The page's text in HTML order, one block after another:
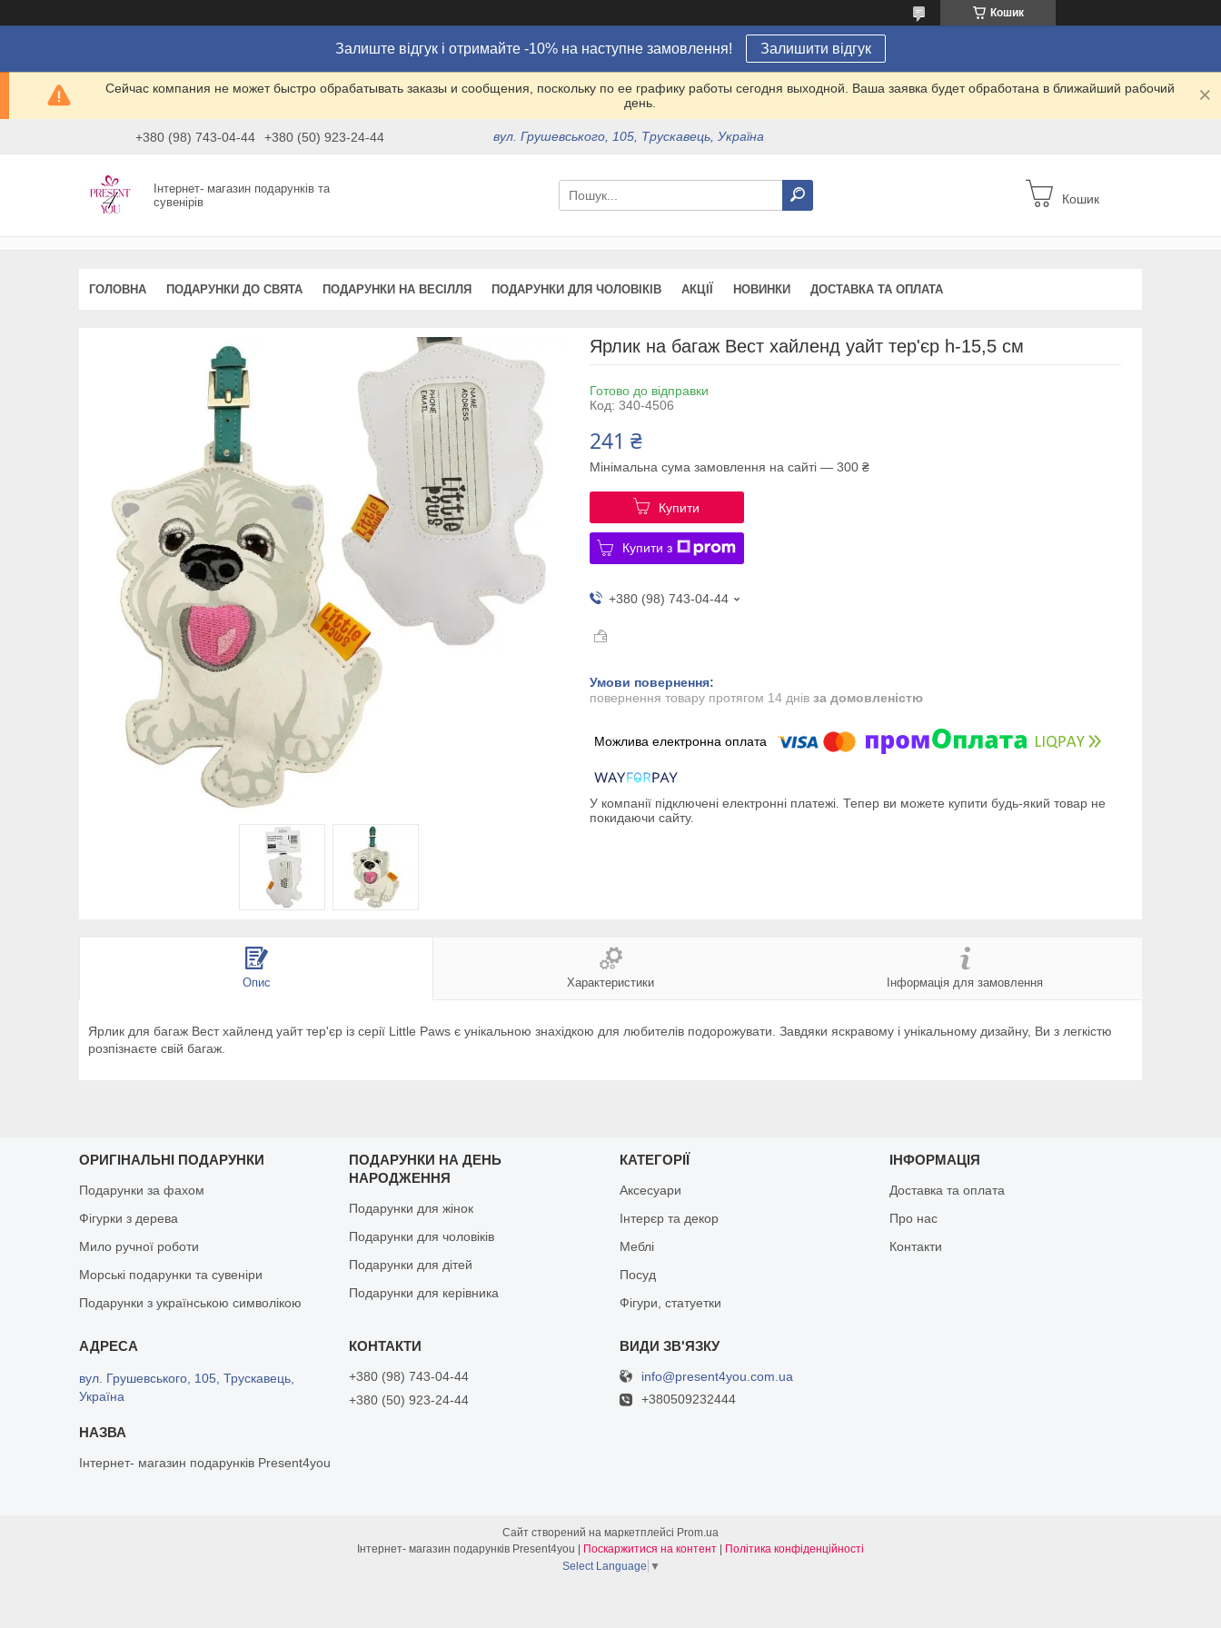
Кошик
Залиште відгук і отримайте -10% на наступне замовлення! Залишити відгук
Сейчас компания не может быстро обрабатывать заказы и сообщения, поскольку по ее графику работы сегодня выходной. Ваша заявка будет обработана в ближайший рабочий
день.
+380 (98) 743-04-44 +380 (50) 923-24-44 вул. Грушевського, 105, Трускавець, Україна
Інтернет- магазин подарунків та
сувенірів
Кошик
ГОЛОВНА ПОДАРУНКИ ДО СВЯТА ПОДАРУНКИ НА ВЕСІЛЛЯ ПОДАРУНКИ ДЛЯ ЧОЛОВІКІВ АКЦІЇ НОВИНКИ ДОСТАВКА ТА ОПЛАТА
Ярлик на багаж Вест хайленд уайт тер'єр h-15,5 см
Готово до відправки
Код: 340-4506
241 ₴
Мінімальна сума замовлення на сайті — 300 ₴
Купити
Купити з
+380 (98) 743-04-44
повернення товару протягом 14 днів за домовленістю
У компанії підключені електронні платежі. Тепер ви можете купити будь-який товар не
покидаючи сайту.
Опис Характеристики Інформація для замовлення
Ярлик для багаж Вест хайленд уайт тер'єр із серії Little Paws є унікальною знахідкою для любителів подорожувати. Завдяки яскравому і унікальному дизайну, Ви з легкістю
розпізнаєте свій багаж.
ОРИГІНАЛЬНІ ПОДАРУНКИ
Подарунки за фахом
Фігурки з дерева
Мило ручної роботи
Морські подарунки та сувеніри
Подарунки з українською символікою
ПОДАРУНКИ НА ДЕНЬ
НАРОДЖЕННЯ
Подарунки для жінок
Подарунки для чоловіків
Подарунки для дітей
Подарунки для керівника
КАТЕГОРІЇ
Аксесуари
Інтерєр та декор
Меблі
Посуд
Фігури, статуетки
ІНФОРМАЦІЯ
Доставка та оплата
Про нас
Контакти
вул. Грушевського, 105, Трускавець,
Україна
Інтернет- магазин подарунків Present4you
+380 (98) 743-04-44
+380 (50) 923-24-44
info@present4you.com.ua
+380509232444
Сайт створений на маркетплейсі Prom.ua
Поскаржитися на контент
Політика конфіденційності
Select Language ▼